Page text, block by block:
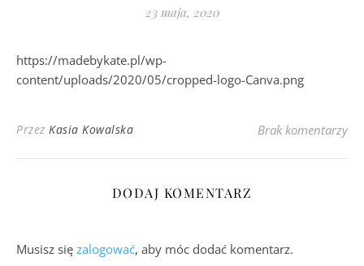
23 maja, 2020
https://madebykate.pl/wp-
content/uploads/2020/05/cropped-logo-Canva.png
Przez Kasia Kowalska Brak komentarzy
DODAJ KOMENTARZ
Musisz się zalogować, aby móc dodać komentarz.